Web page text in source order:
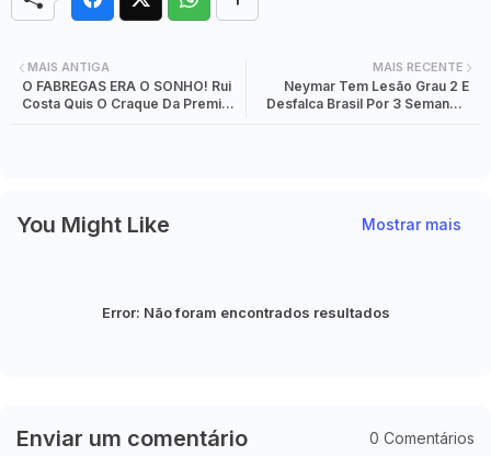
MAIS RECENTE
Neymar Tem Lesão Grau 2 E
Desfalca Brasil Por 3 Semanas.
MAIS ANTIGA
O FABREGAS ERA O SONHO! Rui
Costa Quis O Craque Da Premier,
You Might Like Mostrar mais
Error: Não foram encontrados resultados
Enviar um comentário 0 Comentários